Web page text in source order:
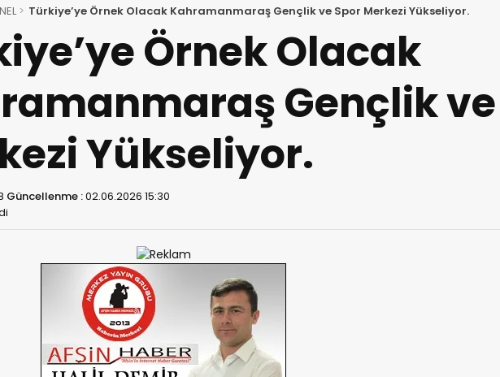
Türkiye’ye Örnek Olacak Kahramanmaraş Gençlik ve Spor Merkezi Yükseliyor.
Örnek Olacak
Gençlik
Yükseliyor.
Güncellenme :02.06.2026 15:30